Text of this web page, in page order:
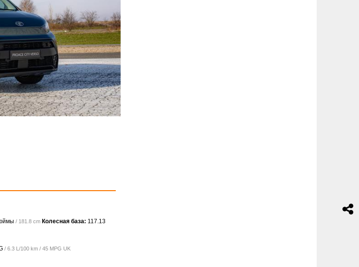
/ 181.8 cm Колесная база: 117.13
/ 6.3 L/100 km / 45 MPG UK